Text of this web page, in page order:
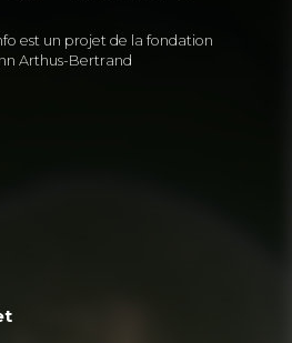
est un projet de la fondation
Arthus-Bertrand